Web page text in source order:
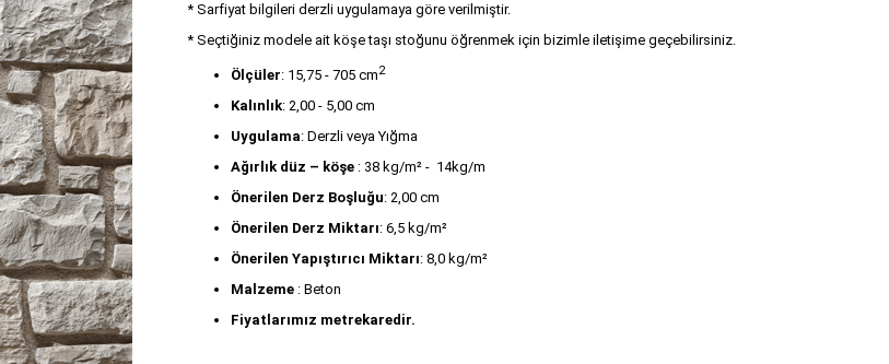
* Sarfiyat bilgileri derzli uygulamaya göre verilmiştir.
* Seçtiğiniz modele ait köşe taşı stoğunu öğrenmek için bizimle iletişime geçebilirsiniz.
Ölçüler: 15,75 - 705 cm2
Kalınlık: 2,00 - 5,00 cm
Uygulama: Derzli veya Yığma
Ağırlık düz – köşe : 38 kg/m² -  14kg/m
Önerilen Derz Boşluğu: 2,00 cm
Önerilen Derz Miktarı: 6,5 kg/m²
Önerilen Yapıştırıcı Miktarı: 8,0 kg/m²
Malzeme : Beton
Fiyatlarımız metrekaredir.